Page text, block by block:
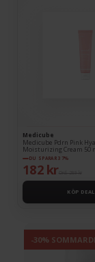
Medicube
Medicube Pdrn Pink
Moisturizing Cream 50
DU SPARAR 37%
182 kr
KÖP
-30%